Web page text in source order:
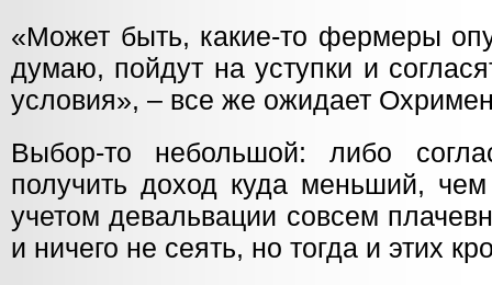
«Может быть, какие-то фермеры
думаю, пойдут на уступки и
условия», – все же ожидает
Выбор-то небольшой: либо
получить доход куда меньший,
учетом девальвации совсем
и ничего не сеять, но тогда и этих